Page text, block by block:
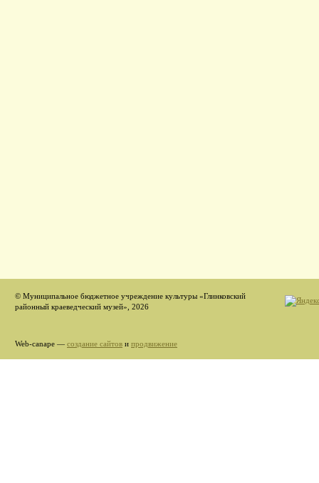
© Муниципальное бюджетное учреждение культуры «Глинковский
районный краеведческий музей», 2026
Web-canape — создание сайтов и продвижение